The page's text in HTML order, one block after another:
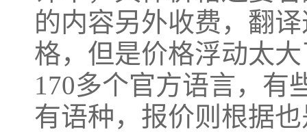
的内容另外收费，翻
格，但是价格浮动太
170多个官方语言，有
有语种，报价则根据